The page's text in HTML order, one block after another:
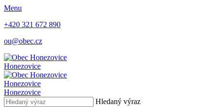
Menu
+420 321 672 890
ou@obec.cz
Honezovice
Honezovice
Honezovice
Hledaný výraz